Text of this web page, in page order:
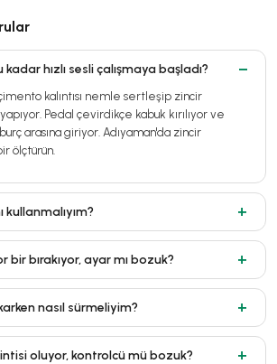
hızlı sesli çalışmaya başladı?
kalıntısı nemle sertleşip zincir
Pedal çevirdikçe kabuk kırılıyor ve
arasına giriyor. Adıyaman'da zincir
ölçtürün.
kullanmalıyım?
bir bırakıyor, ayar mı bozuk?
nasıl sürmeliyim?
oluyor, kontrolcü mü bozuk?